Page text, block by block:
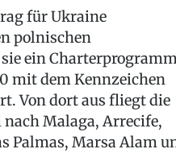
für Ukraine
polnischen
ein
mit dem Kennzeichen
Von dort aus fliegt die
Malaga, Arrecife,
Palmas, Marsa Alam